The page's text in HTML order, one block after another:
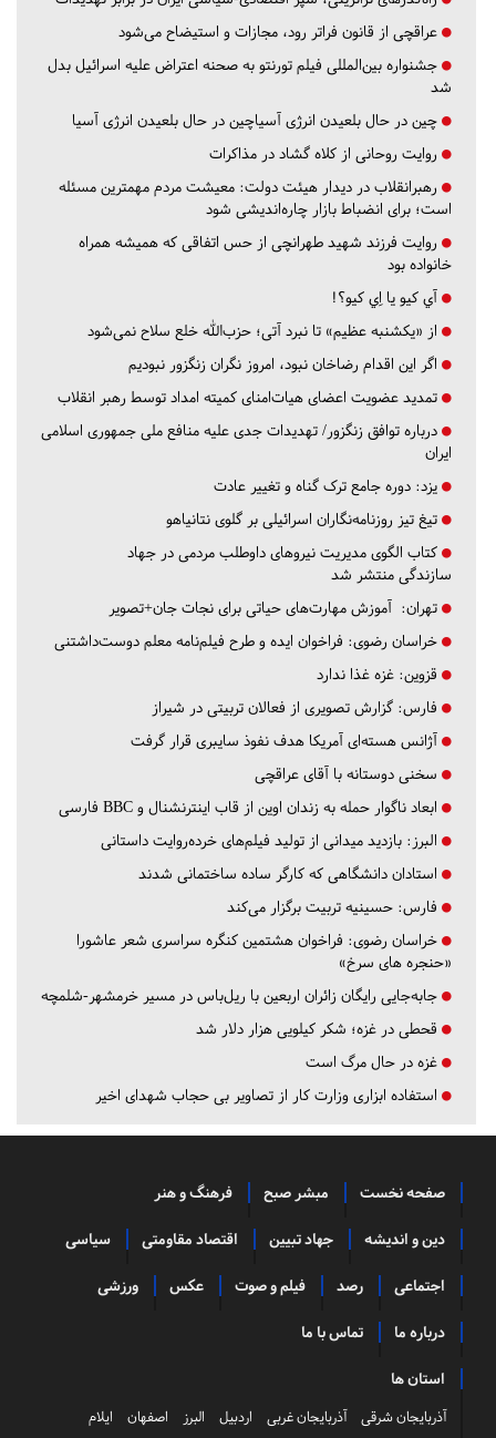
عراقچی از قانون فراتر رود، مجازات و استیضاح می‌شود
جشنواره بین‌المللی فیلم تورنتو به صحنه اعتراض علیه اسرائیل بدل
شد
چین در حال بلعیدن انرژی آسیاچین در حال بلعیدن انرژی آسیا
روایت روحانی از کلاه گشاد در مذاکرات
رهبرانقلاب در دیدار هیئت دولت: معیشت مردم مهمترین مسئله
است؛ برای انضباط بازار چاره‌اندیشی شود
روایت فرزند شهید طهرانچی از حس اتفاقی که همیشه همراه
خانواده بود
آي كيو يا اِي كيو؟!
از «یکشنبه عظیم» تا نبرد آتی؛ حزب‌الله خلع سلاح نمی‌شود
اگر این اقدام رضاخان نبود، امروز نگران زنگزور نبودیم
تمدید عضویت اعضای هیات‌امنای کمیته امداد توسط رهبر انقلاب
درباره توافق زنگزور/ تهدیدات جدی علیه منافع ملی جمهوری اسلامی
ایران
یزد: دوره جامع ترک گناه و تغییر عادت
تیغ تیز روزنامه‌نگاران اسرائیلی بر گلوی نتانیاهو
کتاب الگوی مدیریت نیروهای داوطلب مردمی در جهاد
سازندگی منتشر شد
تهران: آموزش مهارت‌های حیاتی برای نجات جان+تصویر
خراسان رضوی: فراخوان ایده و طرح فیلم‌نامه معلم دوست‌داشتنی
قزوین: غزه غذا ندارد
فارس: گزارش تصویری از فعالان تربیتی در شیراز
آژانس هسته‌ای آمریکا هدف نفوذ سایبری قرار گرفت
سخنی دوستانه با آقای عراقچی
ابعاد ناگوار حمله به زندان اوین از قاب اینترنشنال و BBC فارسی
البرز: بازدید میدانی از تولید فیلم‌های خرده‌روایت داستانی
استادان دانشگاهی که کارگر ساده ساختمانی شدند
فارس: حسینیه تربیت برگزار می‌کند
خراسان رضوی: فراخوان هشتمین کنگره سراسری شعر عاشورا
«حنجره های سرخ»
جابه‌جایی رایگان زائران اربعین با ریل‌باس در مسیر خرمشهر-شلمچه
قحطی در غزه؛ شکر کیلویی هزار دلار شد
غزه در حال مرگ است
استفاده ابزاری وزارت کار از تصاویر بی حجاب شهدای اخیر
صفحه نخست مبشر صبح فرهنگ و هنر
دین و اندیشه جهاد تبیین اقتصاد مقاومتی سیاسی
اجتماعی رصد فیلم و صوت عکس ورزشی
درباره ما تماس با ما
استان ها
آذربایجان شرقی آذربایجان غربی اردبیل البرز اصفهان ایلام